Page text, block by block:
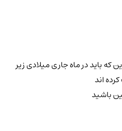
که باید در ماه جاری میلادی زیر
اند
باشید